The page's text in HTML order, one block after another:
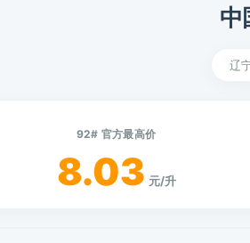
中
辽
92# 官方最高价
8.03 元/升